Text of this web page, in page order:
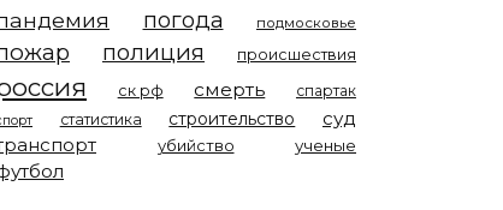
погода подмосковье
полиция происшествия
ск рф смерть спартак
статистика строительство
суд
убийство ученые